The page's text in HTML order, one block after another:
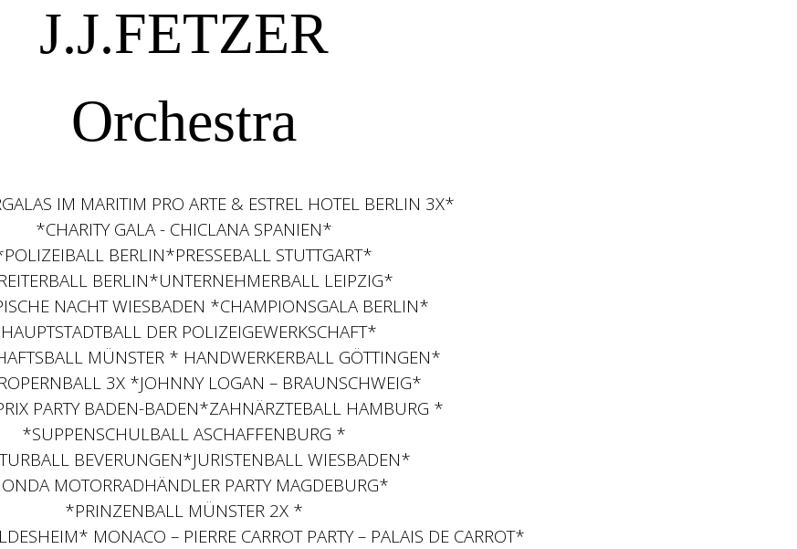
J.J.FETZER
Orchestra
IM MARITIM PRO ARTE & ESTREL HOTEL BERLIN 3X*
*CHARITY GALA - CHICLANA SPANIEN*
BERLIN*PRESSEBALL STUTTGART*
BERLIN*UNTERNEHMERBALL LEIPZIG*
NACHT WIESBADEN *CHAMPIONSGALA BERLIN*
DER POLIZEIGEWERKSCHAFT*
MÜNSTER * HANDWERKERBALL GÖTTINGEN*
3X *JOHNNY LOGAN – BRAUNSCHWEIG*
PARTY BADEN-BADEN*ZAHNÄRZTEBALL HAMBURG *
*SUPPENSCHULBALL ASCHAFFENBURG *
BEVERUNGEN*JURISTENBALL WIESBADEN*
MOTORRADHÄNDLER PARTY MAGDEBURG*
*PRINZENBALL MÜNSTER 2X *
MONACO – PIERRE CARROT PARTY – PALAIS DE CARROT*